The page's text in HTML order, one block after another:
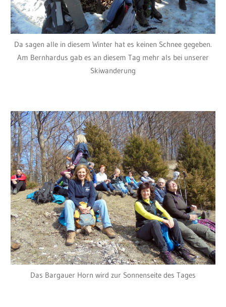
Da sagen alle in diesem Winter hat es keinen Schnee gegeben.
Am Bernhardus gab es an diesem Tag mehr als bei unserer
Skiwanderung
Das Bargauer Horn wird zur Sonnenseite des Tages